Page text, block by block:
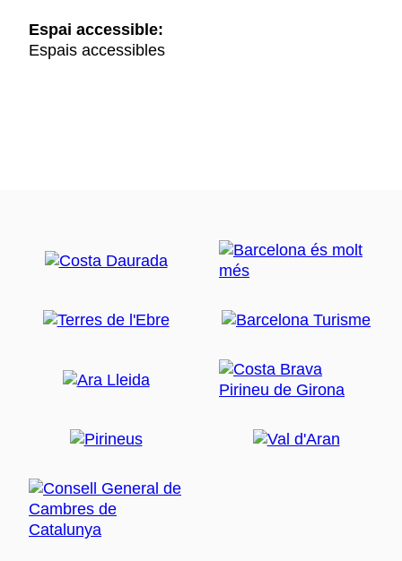
Espai accessible:
Espais accessibles